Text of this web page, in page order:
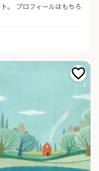
。 プロフィールはもちろ